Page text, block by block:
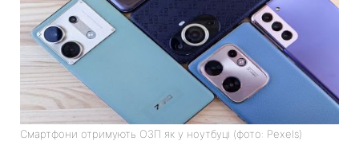
Смартфони отримують ОЗП як у ноутбуці (фото: Pexels)